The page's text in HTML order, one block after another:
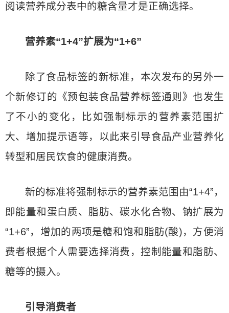
阅读营养成分表中的糖含量才是正确选择。
营养素“1+4”扩展为“1+6”
除了食品标签的新标准，本次发布的另外一
个新修订的《预包装食品营养标签通则》也发生
了不小的变化，比如强制标示的营养素范围扩
大、增加提示语等，以此来引导食品产业营养化
转型和居民饮食的健康消费。
新的标准将强制标示的营养素范围由“1+4”，
即能量和蛋白质、脂肪、碳水化合物、钠扩展为
“1+6”，增加的两项是糖和饱和脂肪(酸)，方便消
费者根据个人需要选择消费，控制能量和脂肪、
糖等的摄入。
引导消费者